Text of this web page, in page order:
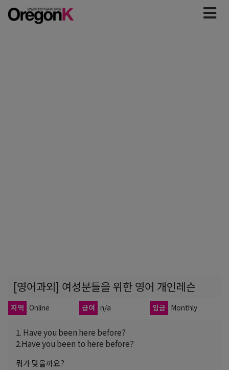
[영어과외] 여성분들을 위한 영어 개인레슨
지역 Online 급여 n/a 임금 Monthly
1. Have you been here before?
2.Have you been to here before?
뭐가 맞을까요?